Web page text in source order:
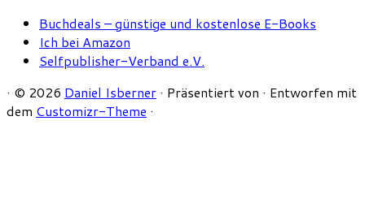
Buchdeals – günstige und kostenlose E-Books
Ich bei Amazon
Selfpublisher-Verband e.V.
· © 2026 Daniel Isberner · Präsentiert von · Entworfen mit
dem Customizr-Theme ·